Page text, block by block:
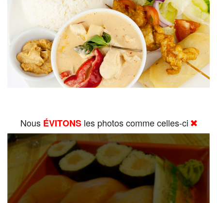
Nous ÉVITONSles photos comme celles-ci